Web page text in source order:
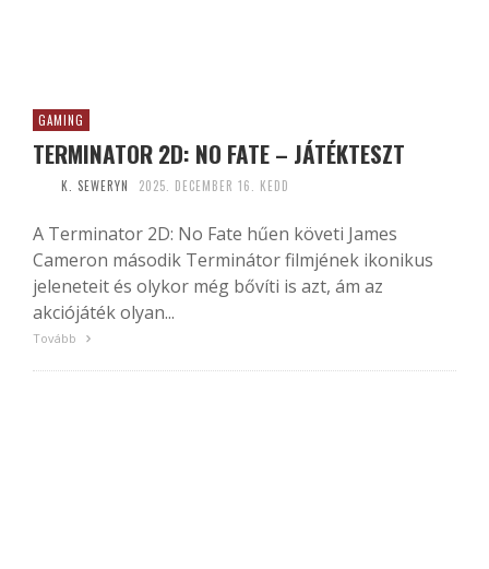
GAMING
TERMINATOR 2D: NO FATE – JÁTÉKTESZT
K. SEWERYN 2025. DECEMBER 16. KEDD
A Terminator 2D: No Fate hűen követi James
Cameron második Terminátor filmjének ikonikus
jeleneteit és olykor még bővíti is azt, ám az
akciójáték olyan...
Tovább